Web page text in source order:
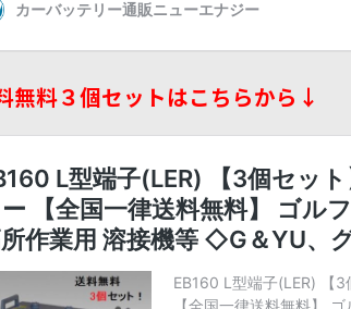
無料３個セットはこちらから↓